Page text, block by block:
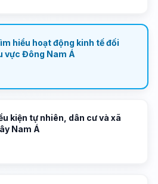
hiểu hoạt động kinh tế đối
vực Đông Nam Á
kiện tự nhiên, dân cư và xã
Nam Á